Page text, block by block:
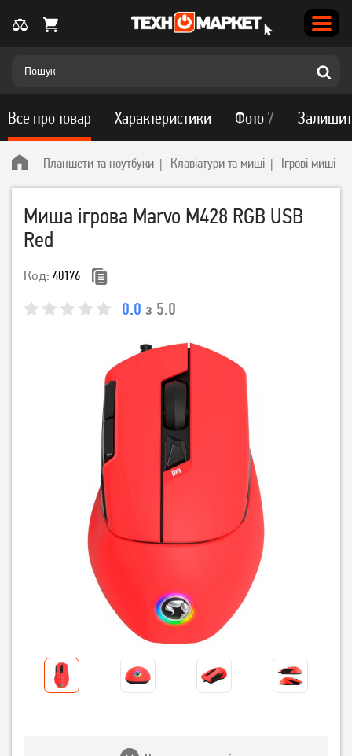
Планшети та ноутбуки Клавіатури та миші Ігрові миші
Миша ігрова Marvo M428 RGB USB
Red
Код: 40176
0.0 з 5.0
Все про товар Характеристики Фото 7